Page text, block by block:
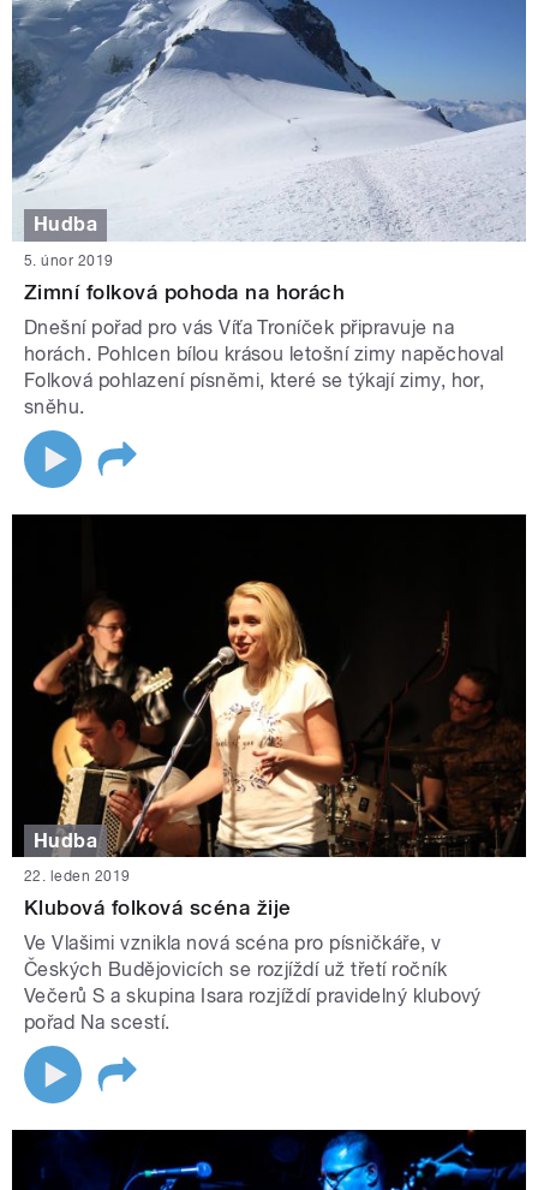
Hudba
5. únor 2019
Zimní folková pohoda na horách
Dnešní pořad pro vás Víťa Troníček připravuje na
horách. Pohlcen bílou krásou letošní zimy napěchoval
Folková pohlazení písněmi, které se týkají zimy, hor,
sněhu.
Hudba
22. leden 2019
Klubová folková scéna žije
Ve Vlašimi vznikla nová scéna pro písničkáře, v
Českých Budějovicích se rozjíždí už třetí ročník
Večerů S a skupina Isara rozjíždí pravidelný klubový
pořad Na scestí.